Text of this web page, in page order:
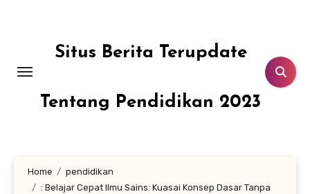
Situs Berita Terupdate
Tentang Pendidikan 2023
Home
pendidikan
: Belajar Cepat Ilmu Sains: Kuasai Konsep Dasar Tanpa